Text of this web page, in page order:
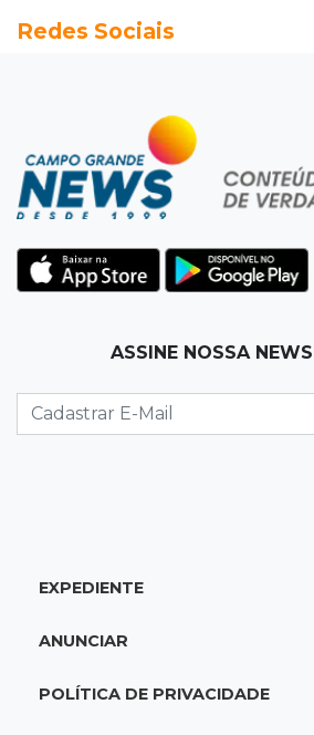
amazona de MS quer chegar ao
Empresário investigado em
alvo por R$ 100 milhões em
12:26Clima
chegada de ciclone
Ovos de arara-azul marcam
Engenheiro do Pantanal: tatu-
Redes Sociais
ASSINE NOSSA
EXPEDIENTE
ANUNCIAR
POLÍTICA DE PRIVACIDADE